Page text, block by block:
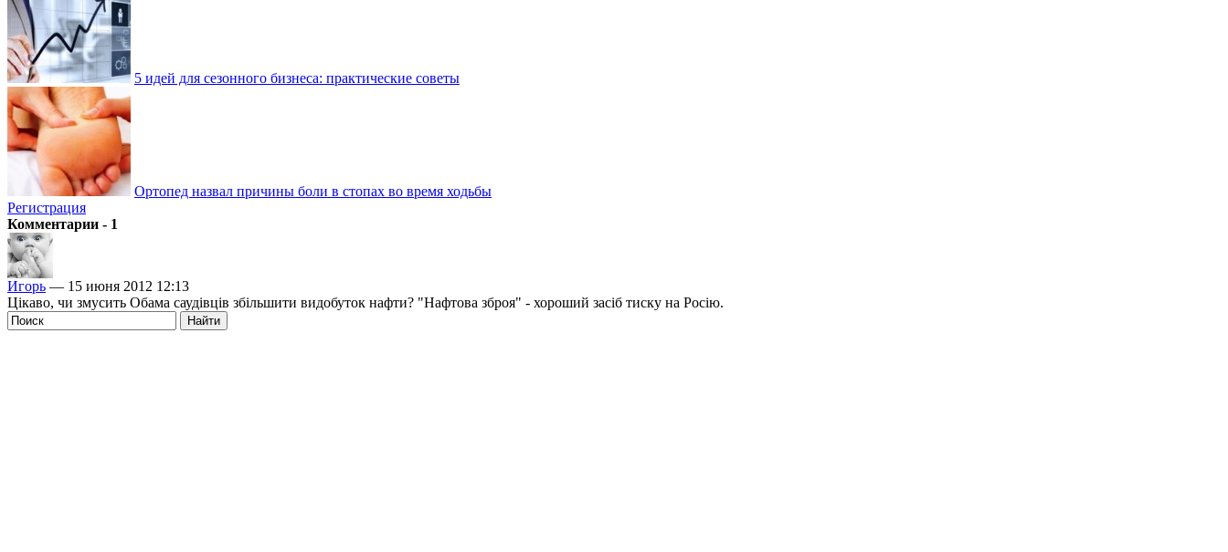
5 идей для сезонного бизнеса: практические советы
Ортопед назвал причины боли в стопах во время ходьбы
Регистрация
Комментарии - 1
Игорь — 15 июня 2012 12:13
Цікаво, чи змусить Обама саудівців збільшити видобуток нафти? "Нафтова зброя" - хороший засіб тиску на Росію.